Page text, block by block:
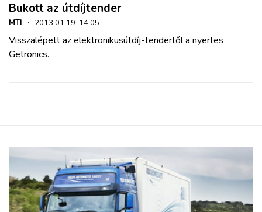
Bukott az útdíjtender
MTI · 2013.01.19. 14:05
Visszalépett az elektronikusútdíj-tendertől a nyertes
Getronics.